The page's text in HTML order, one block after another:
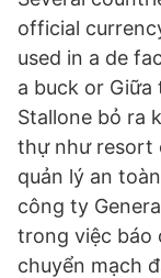
official
used in a de
a buck or Giữa
Stallone bỏ ra
thự như resort
quản lý an
công ty
trong việc báo
chuyển mạch